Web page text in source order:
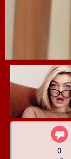
0